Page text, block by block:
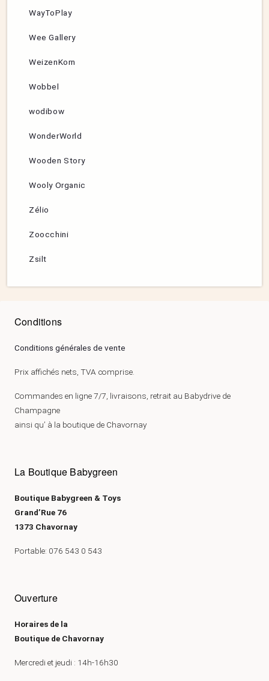
WayToPlay
Wee Gallery
WeizenKorn
Wobbel
wodibow
WonderWorld
Wooden Story
Wooly Organic
Zélio
Zoocchini
Zsilt
Conditions
Conditions générales de vente
Prix affichés nets, TVA comprise.
Commandes en ligne 7/7, livraisons, retrait au Babydrive de
Champagne
ainsi qu’ à la boutique de Chavornay
La Boutique Babygreen
Boutique Babygreen & Toys
Grand’Rue 76
1373 Chavornay
Portable: 076 543 0 543
Ouverture
Horaires de la
Boutique de Chavornay
Mercredi et jeudi : 14h-16h30